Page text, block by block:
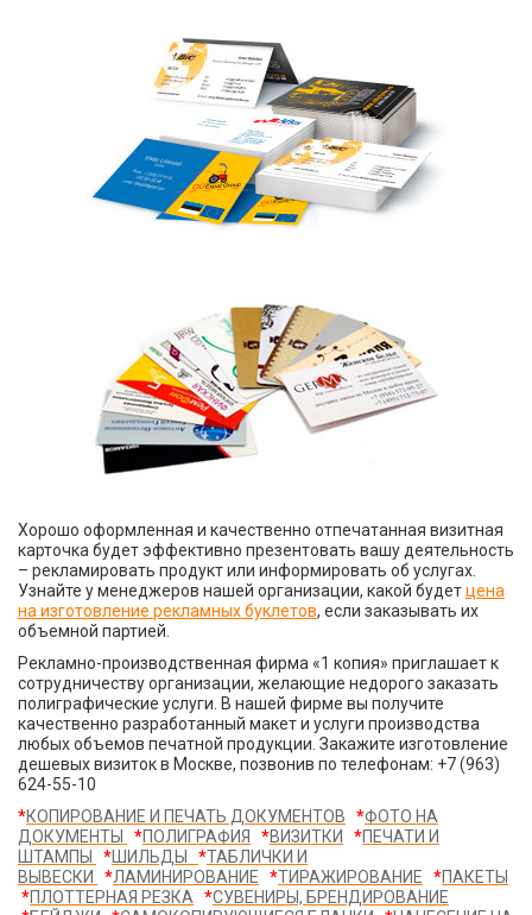
Хорошо оформленная и качественно отпечатанная визитная
карточка будет эффективно презентовать вашу деятельность
– рекламировать продукт или информировать об услугах.
Узнайте у менеджеров нашей организации, какой будетцена
на изготовление рекламных буклетов, если заказывать их
объемной партией.
Рекламно-производственная фирма «1 копия» приглашает к
сотрудничеству организации, желающие недорого заказать
полиграфические услуги. В нашей фирме вы получите
качественно разработанный макет и услуги производства
любых объемов печатной продукции. Закажите изготовление
дешевых визиток в Москве, позвонив по телефонам: +7 (963)
624-55-10
*КОПИРОВАНИЕ И ПЕЧАТЬ ДОКУМЕНТОВ *ФОТО НА
ДОКУМЕНТЫ
*ПОЛИГРАФИЯ​ *ВИЗИТКИ *ПЕЧАТИ И
ШТАМПЫ
* ШИЛЬДЫ *ТАБЛИЧКИ И
ВЫВЕСКИ
*ЛАМИНИРОВАНИЕ *ТИРАЖИРОВАНИЕ *ПАКЕТЫ
*ПЛОТТЕРНАЯ РЕЗКА *СУВЕНИРЫ, БРЕНДИРОВАНИЕ